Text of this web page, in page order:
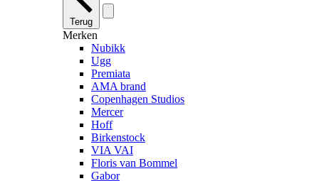
Terug
Merken
Nubikk
Ugg
Premiata
AMA brand
Copenhagen Studios
Mercer
Hoff
Birkenstock
VIA VAI
Floris van Bommel
Gabor